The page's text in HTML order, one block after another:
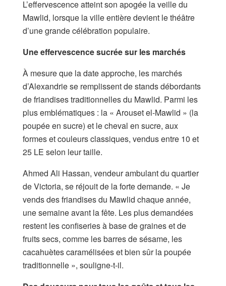
L’effervescence atteint son apogée la veille du
Mawlid, lorsque la ville entière devient le théâtre
d’une grande célébration populaire.
Une effervescence sucrée sur les marchés
À mesure que la date approche, les marchés
d’Alexandrie se remplissent de stands débordants
de friandises traditionnelles du Mawlid. Parmi les
plus emblématiques : la « Arouset el-Mawlid » (la
poupée en sucre) et le cheval en sucre, aux
formes et couleurs classiques, vendus entre 10 et
25 LE selon leur taille.
Ahmed Ali Hassan, vendeur ambulant du quartier
de Victoria, se réjouit de la forte demande. « Je
vends des friandises du Mawlid chaque année,
une semaine avant la fête. Les plus demandées
restent les confiseries à base de graines et de
fruits secs, comme les barres de sésame, les
cacahuètes caramélisées et bien sûr la poupée
traditionnelle », souligne-t-il.